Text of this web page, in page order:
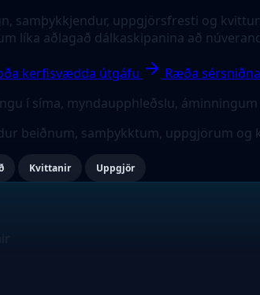
samþykkjendur, uppgjörsfresti og
líka aðlagað dálkaskipanina að
kerfisvædda útgáfu
Ræða
í síma, myndaupphleðslu,
beiðnum, samþykktum, uppgjörum
Kvittanir Uppgjör